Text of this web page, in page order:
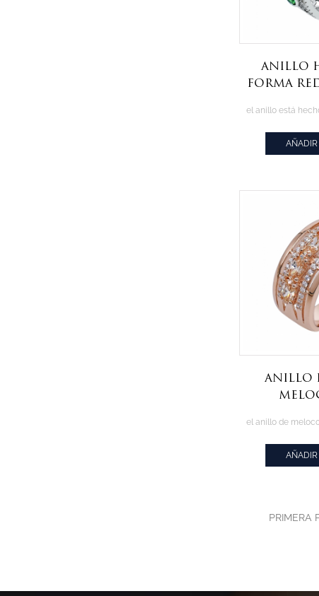
anillo
forma
AÑADIR
anillo
ovalada
AÑADIR
PRIMERA